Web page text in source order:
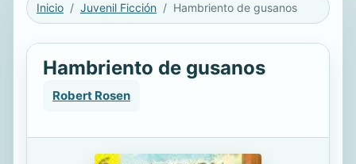
Inicio Juvenil Ficción Hambriento de gusanos
Hambriento de gusanos
Robert Rosen